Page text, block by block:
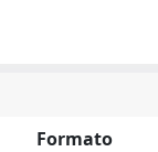
Formato